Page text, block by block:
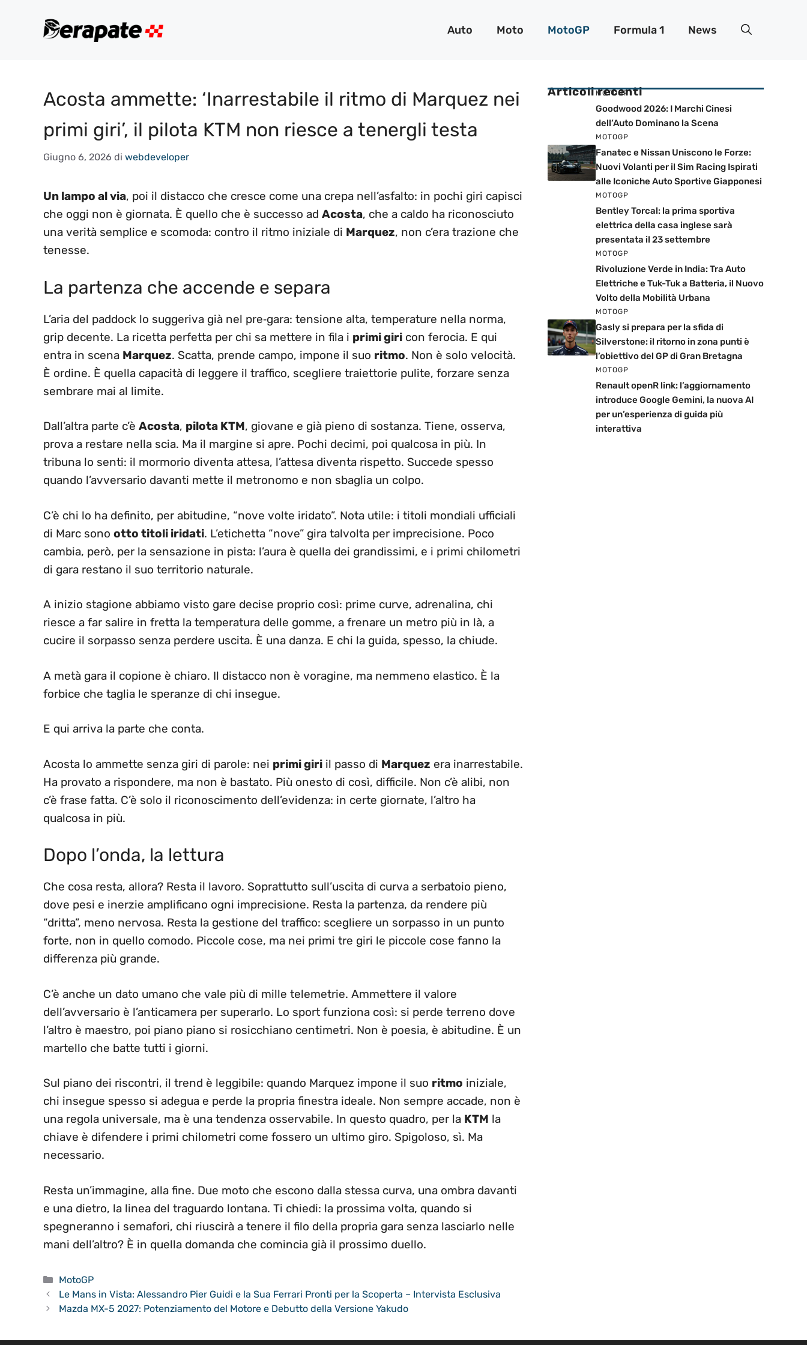
Auto Moto MotoGP Formula 1 News
Acosta ammette: ‘Inarrestabile il ritmo di Marquez nei
primi giri’, il pilota KTM non riesce a tenergli testa
Giugno 6, 2026 di webdeveloper
Un lampo al via, poi il distacco che cresce come una crepa nell’asfalto: in pochi giri capisci
che oggi non è giornata. È quello che è successo ad Acosta, che a caldo ha riconosciuto
una verità semplice e scomoda: contro il ritmo iniziale di Marquez, non c’era trazione che
tenesse.
La partenza che accende e separa
L’aria del paddock lo suggeriva già nel pre‑gara: tensione alta, temperature nella norma,
grip decente. La ricetta perfetta per chi sa mettere in fila i primi giri con ferocia. E qui
entra in scena Marquez. Scatta, prende campo, impone il suo ritmo. Non è solo velocità.
È ordine. È quella capacità di leggere il traffico, scegliere traiettorie pulite, forzare senza
sembrare mai al limite.
Dall’altra parte c’è Acosta, pilota KTM, giovane e già pieno di sostanza. Tiene, osserva,
prova a restare nella scia. Ma il margine si apre. Pochi decimi, poi qualcosa in più. In
tribuna lo senti: il mormorio diventa attesa, l’attesa diventa rispetto. Succede spesso
quando l’avversario davanti mette il metronomo e non sbaglia un colpo.
C’è chi lo ha definito, per abitudine, “nove volte iridato”. Nota utile: i titoli mondiali ufficiali
di Marc sono otto titoli iridati. L’etichetta “nove” gira talvolta per imprecisione. Poco
cambia, però, per la sensazione in pista: l’aura è quella dei grandissimi, e i primi chilometri
di gara restano il suo territorio naturale.
A inizio stagione abbiamo visto gare decise proprio così: prime curve, adrenalina, chi
riesce a far salire in fretta la temperatura delle gomme, a frenare un metro più in là, a
cucire il sorpasso senza perdere uscita. È una danza. E chi la guida, spesso, la chiude.
A metà gara il copione è chiaro. Il distacco non è voragine, ma nemmeno elastico. È la
forbice che taglia le speranze di chi insegue.
E qui arriva la parte che conta.
Acosta lo ammette senza giri di parole: nei primi giri il passo di Marquez era inarrestabile.
Ha provato a rispondere, ma non è bastato. Più onesto di così, difficile. Non c’è alibi, non
c’è frase fatta. C’è solo il riconoscimento dell’evidenza: in certe giornate, l’altro ha
qualcosa in più.
Dopo l’onda, la lettura
Che cosa resta, allora? Resta il lavoro. Soprattutto sull’uscita di curva a serbatoio pieno,
dove pesi e inerzie amplificano ogni imprecisione. Resta la partenza, da rendere più
“dritta”, meno nervosa. Resta la gestione del traffico: scegliere un sorpasso in un punto
forte, non in quello comodo. Piccole cose, ma nei primi tre giri le piccole cose fanno la
differenza più grande.
C’è anche un dato umano che vale più di mille telemetrie. Ammettere il valore
dell’avversario è l’anticamera per superarlo. Lo sport funziona così: si perde terreno dove
l’altro è maestro, poi piano piano si rosicchiano centimetri. Non è poesia, è abitudine. È un
martello che batte tutti i giorni.
Sul piano dei riscontri, il trend è leggibile: quando Marquez impone il suo ritmo iniziale,
chi insegue spesso si adegua e perde la propria finestra ideale. Non sempre accade, non è
una regola universale, ma è una tendenza osservabile. In questo quadro, per la KTM la
chiave è difendere i primi chilometri come fossero un ultimo giro. Spigoloso, sì. Ma
necessario.
Resta un’immagine, alla fine. Due moto che escono dalla stessa curva, una ombra davanti
e una dietro, la linea del traguardo lontana. Ti chiedi: la prossima volta, quando si
spegneranno i semafori, chi riuscirà a tenere il filo della propria gara senza lasciarlo nelle
mani dell’altro? È in quella domanda che comincia già il prossimo duello.
Categorie
MotoGP
Le Mans in Vista: Alessandro Pier Guidi e la Sua Ferrari Pronti per la Scoperta – Intervista Esclusiva
Mazda MX-5 2027: Potenziamento del Motore e Debutto della Versione Yakudo
Articoli recenti
MOTOGP
Goodwood 2026: I Marchi Cinesi
dell’Auto Dominano la Scena
MOTOGP
Fanatec e Nissan Uniscono le Forze:
Nuovi Volanti per il Sim Racing Ispirati
alle Iconiche Auto Sportive Giapponesi
MOTOGP
Bentley Torcal: la prima sportiva
elettrica della casa inglese sarà
presentata il 23 settembre
MOTOGP
Rivoluzione Verde in India: Tra Auto
Elettriche e Tuk-Tuk a Batteria, il Nuovo
Volto della Mobilità Urbana
MOTOGP
Gasly si prepara per la sfida di
Silverstone: il ritorno in zona punti è
l’obiettivo del GP di Gran Bretagna
MOTOGP
Renault openR link: l’aggiornamento
introduce Google Gemini, la nuova AI
per un’esperienza di guida più
interattiva